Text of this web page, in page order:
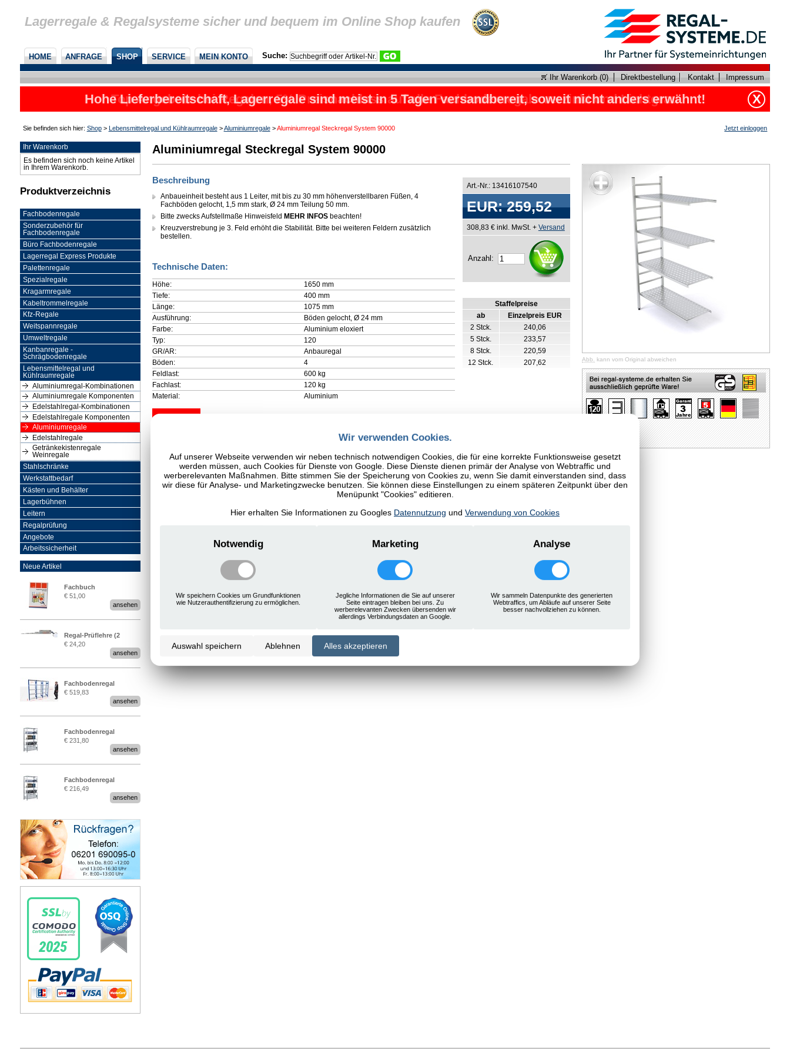
Lagerregale & Regalsysteme sicher und bequem im Online Shop kaufen
HOME ANFRAGE SHOP SERVICE MEIN KONTO Suche:
Ihr Warenkorb (0) Direktbestellung Kontakt Impressum
Hohe Lieferbereitschaft, Lagerregale sind meist in 5 Tagen versandbereit, soweit nicht anders erwähnt! X
Jetzt einloggen
Sie befinden sich hier: Shop> Lebensmittelregal und Kühlraumregale>Aluminiumregale>Aluminiumregal Steckregal System 90000
Ihr Warenkorb
Es befinden sich noch keine Artikel
in Ihrem Warenkorb.
Produktverzeichnis
Fachbodenregale
Sonderzubehör für
Fachbodenregale
Büro Fachbodenregale
Lagerregal Express Produkte
Palettenregale
Spezialregale
Kragarmregale
Kabeltrommelregale
Kfz-Regale
Weitspannregale
Umweltregale
Kanbanregale -
Schrägbodenregale
Lebensmittelregal und
Kühlraumregale
Aluminiumregal-Kombinationen
Aluminiumregale Komponenten
Edelstahlregal-Kombinationen
Edelstahlregale Komponenten
Aluminiumregale
Edelstahlregale
Getränkekistenregale
Weinregale
Stahlschränke
Werkstattbedarf
Kästen und Behälter
Lagerbühnen
Leitern
Regalprüfung
Angebote
Arbeitssicherheit
Neue Artikel
Fachbuch
„Regalprüfung nach DIN
€ 51,00
ansehen
Regal-Prüflehre (2
Stück)
€ 24,20
ansehen
Fachbodenregal
Stecksystem MultiPlus
2,25 Meter breit
€ 519,83
ansehen
Fachbodenregal
Stecksystem MultiPlus
€ 231,80
ansehen
Fachbodenregal
Stecksystem MultiPlus
€ 216,49
ansehen
Aluminiumregal Steckregal System 90000
Abb. kann vom Original abweichen
Art.-Nr.: 13416107540
EUR: 259,52
308,83 € inkl. MwSt. + Versand
Anzahl:
Staffelpreise
ab
Einzelpreis EUR
2 Stck.
240,06
5 Stck.
233,57
8 Stck.
220,59
12 Stck.
207,62
Beschreibung
Anbaueinheit besteht aus 1 Leiter, mit bis zu 30 mm höhenverstellbaren Füßen, 4
Fachböden gelocht, 1,5 mm stark, Ø 24 mm Teilung 50 mm.
Bitte zwecks Aufstellmaße HinweisfeldMEHR INFOS beachten!
Kreuzverstrebung je 3. Feld erhöht die Stabilität. Bitte bei weiteren Feldern zusätzlich
bestellen.
Technische Daten:
Höhe:
1650 mm
Tiefe:
400 mm
Länge:
1075 mm
Ausführung:
Böden gelocht, Ø 24 mm
Farbe:
Aluminium eloxiert
Typ:
120
GR/AR:
Anbauregal
Böden:
4
Feldlast:
600 kg
Fachlast:
120 kg
Material:
Aluminium
Wir verwenden Cookies.
Auf unserer Webseite verwenden wir neben technisch notwendigen Cookies, die für eine korrekte Funktionsweise gesetzt
werden müssen, auch Cookies für Dienste von Google. Diese Dienste dienen primär der Analyse von Webtraffic und
werberelevanten Maßnahmen. Bitte stimmen Sie der Speicherung von Cookies zu, wenn Sie damit einverstanden sind, dass
wir diese für Analyse- und Marketingzwecke benutzen. Sie können diese Einstellungen zu einem späteren Zeitpunkt über den
Menüpunkt "Cookies" editieren.
Hier erhalten Sie Informationen zu Googles Datennutzung und Verwendung von Cookies
Notwendig
Wir speichern Cookies um Grundfunktionen
wie Nutzerauthentifizierung zu ermöglichen.
Marketing
Jegliche Informationen die Sie auf unserer
Seite eintragen bleiben bei uns. Zu
werberelevanten Zwecken übersenden wir
allerdings Verbindungsdaten an Google.
Analyse
Wir sammeln Datenpunkte des generierten
Webtraffics, um Abläufe auf unserer Seite
besser nachvollziehen zu können.
Auswahl speichern Ablehnen Alles akzeptieren